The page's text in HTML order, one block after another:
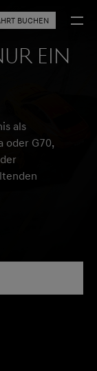
BUCHEN
EIN
als
oder G70,